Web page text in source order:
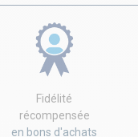
Fidélité
récompensée
en bons d'achats